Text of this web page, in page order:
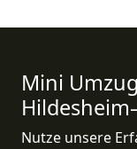
Mini
Nutze unsere